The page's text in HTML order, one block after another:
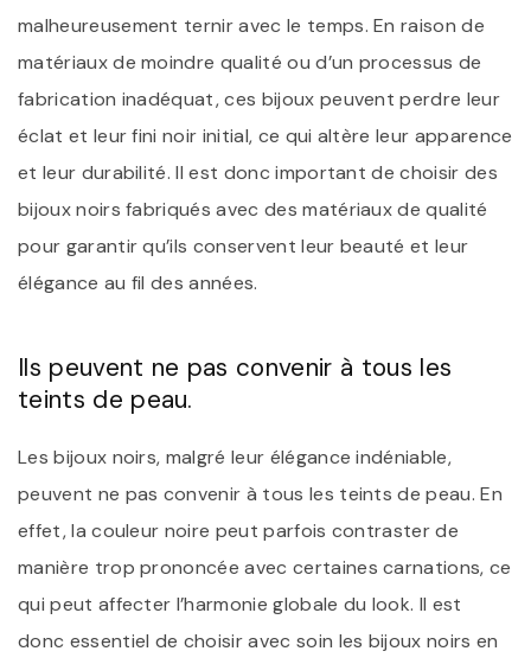
malheureusement ternir avec le temps. En raison de
matériaux de moindre qualité ou d’un processus de
fabrication inadéquat, ces bijoux peuvent perdre leur
éclat et leur fini noir initial, ce qui altère leur apparence
et leur durabilité. Il est donc important de choisir des
bijoux noirs fabriqués avec des matériaux de qualité
pour garantir qu’ils conservent leur beauté et leur
élégance au fil des années.
Ils peuvent ne pas convenir à tous les
teints de peau.
Les bijoux noirs, malgré leur élégance indéniable,
peuvent ne pas convenir à tous les teints de peau. En
effet, la couleur noire peut parfois contraster de
manière trop prononcée avec certaines carnations, ce
qui peut affecter l’harmonie globale du look. Il est
donc essentiel de choisir avec soin les bijoux noirs en